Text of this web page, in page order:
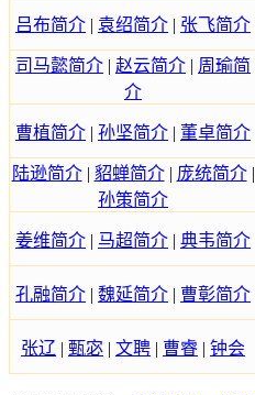
吕布简介 | 袁绍简介 | 张飞简介
司马懿简介 | 赵云简介 | 周瑜简
介
曹植简介 | 孙坚简介 | 董卓简介
陆逊简介| 貂蝉简介| 庞统简介|
孙策简介
姜维简介 | 马超简介 | 典韦简介
孔融简介 | 魏延简介 | 曹彰简介
张辽 | 甄宓 | 文聘 | 曹睿 | 钟会